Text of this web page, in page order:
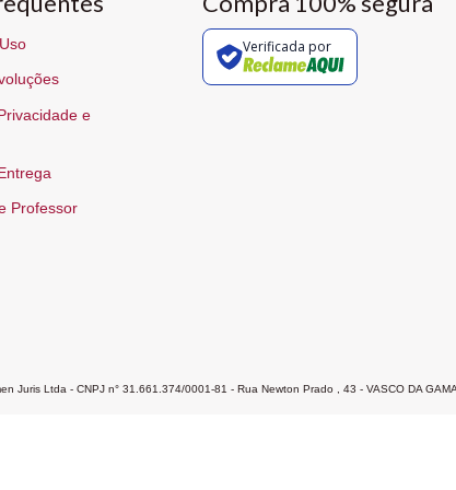
e
Professor
Verificada por
Juris Ltda - CNPJ n° 31.661.374/0001-81 - Rua Newton Prado , 43 - VASCO DA